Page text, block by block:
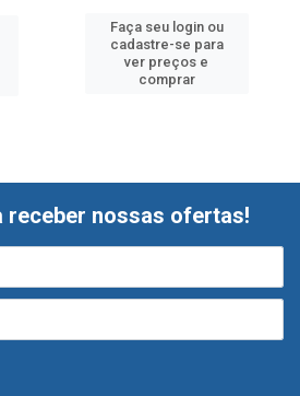
Faça seu login ou
cadastre-se para
ver preços e
comprar
receber nossas ofertas!